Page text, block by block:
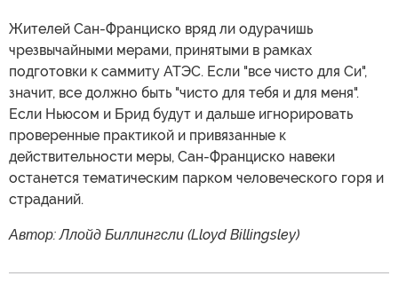
Жителей Сан-Франциско вряд ли одурачишь
чрезвычайными мерами, принятыми в рамках
подготовки к саммиту АТЭС. Если "все чисто для Си",
значит, все должно быть "чисто для тебя и для меня".
Если Ньюсом и Брид будут и дальше игнорировать
проверенные практикой и привязанные к
действительности меры, Сан-Франциско навеки
останется тематическим парком человеческого горя и
страданий.
Автор: Ллойд Биллингсли (Lloyd Billingsley)